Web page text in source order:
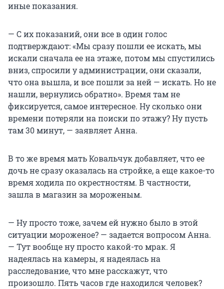
иные показания.
— С их показаний, они все в один голос
подтверждают: «Мы сразу пошли ее искать, мы
искали сначала ее на этаже, потом мы спустились
вниз, спросили у администрации, они сказали,
что она вышла, и все пошли за ней — искать. Но не
нашли, вернулись обратно». Время там не
фиксируется, самое интересное. Ну сколько они
времени потеряли на поиски по этажу? Ну пусть
там 30 минут, — заявляет Анна.
В то же время мать Ковальчук добавляет, что ее
дочь не сразу оказалась на стройке, а еще какое-то
время ходила по окрестностям. В частности,
зашла в магазин за мороженым.
— Ну просто тоже, зачем ей нужно было в этой
ситуации мороженое? — задается вопросом Анна.
— Тут вообще ну просто какой-то мрак. Я
надеялась на камеры, я надеялась на
расследование, что мне расскажут, что
произошло. Пять часов где находился человек?